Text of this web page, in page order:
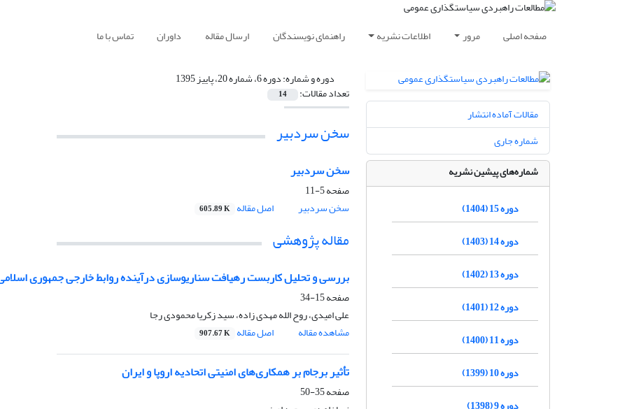
صفحه اصلی مرور اطلاعات نشریه راهنمای نویسندگان ارسال مقاله داوران تماس با ما
دوره و شماره:دوره 6، شماره 20، پاییز 1395
تعداد مقالات: 14
سخن سردبیر
سخن سردبیر
صفحه5-11
سخن سردبیر
اصل مقاله 605.89 K
مقاله پژوهشی
بررسی و تحلیل کاربست رهیافت سناریوسازی درآینده روابط خارجی جمهوری
صفحه15-34
علی امیدی، روح الله مهدی زاده، سید زکریا محمودی رجا
مشاهده مقاله
اصل مقاله 907.67 K
تأثیر برجام بر همکاری‌های امنیتی اتحادیه‌ اروپا و ایران
صفحه35-50
مقالات آماده انتشار
شماره جاری
شماره‌های پیشین نشریه
دوره 15 (1404)
دوره 14 (1403)
دوره 13 (1402)
دوره 12 (1401)
دوره 11 (1400)
دوره 10 (1399)